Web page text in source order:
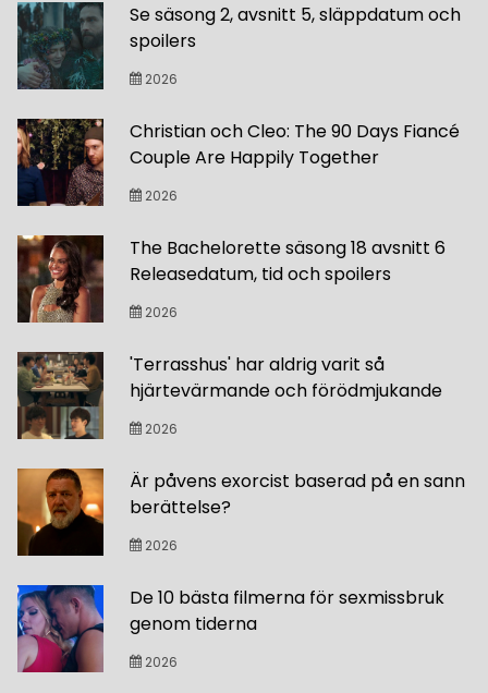
Se säsong 2, avsnitt 5, släppdatum och
spoilers
2026
Christian och Cleo: The 90 Days Fiancé
Couple Are Happily Together
2026
The Bachelorette säsong 18 avsnitt 6
Releasedatum, tid och spoilers
2026
'Terrasshus' har aldrig varit så
hjärtevärmande och förödmjukande
2026
Är påvens exorcist baserad på en sann
berättelse?
2026
De 10 bästa filmerna för sexmissbruk
genom tiderna
2026